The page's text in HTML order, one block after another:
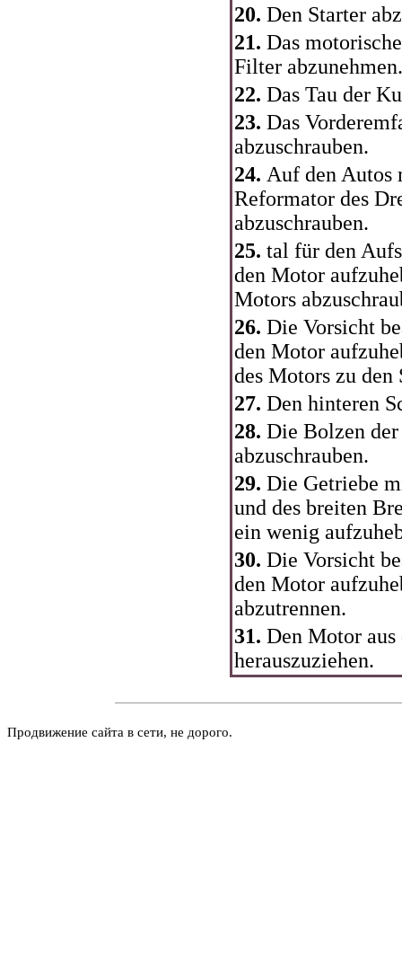
20. Den Starter
21. Das
Filter abzunehmen.
22. Das Tau der
23. Das
abzuschrauben.
24. Auf den Autos
Reformator des
abzuschrauben.
25. tal für den
den Motor
Motors
26. Die Vorsicht
den Motor
des Motors zu den
27. Den hinteren
28. Die Bolzen
abzuschrauben.
29. Die Getriebe
und des breiten
ein wenig
30. Die Vorsicht
den Motor
abzutrennen.
31. Den Motor
herauszuziehen.
Продвижение сайта в сети, не дорого.